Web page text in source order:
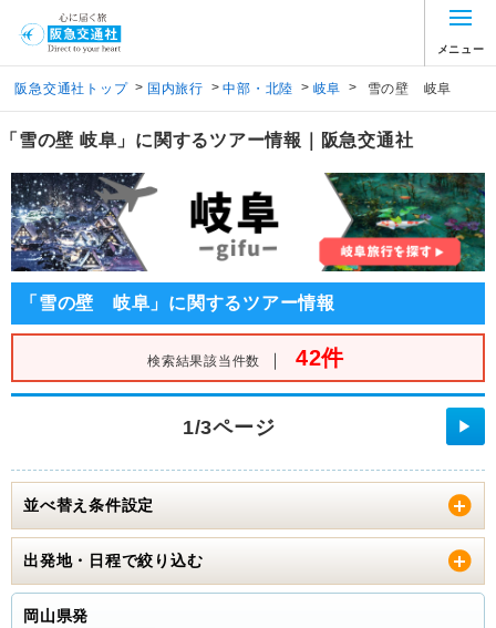
メニュー
阪急交通社トップ > 国内旅行 > 中部・北陸 > 岐阜 > 雪の壁 岐阜
「雪の壁 岐阜」に関するツアー情報｜阪急交通社
「雪の壁 岐阜」に関するツアー情報
検索結果該当件数 ｜ 42件
1/3ページ ▶
並べ替え条件設定
出発地・日程で絞り込む
岡山県発